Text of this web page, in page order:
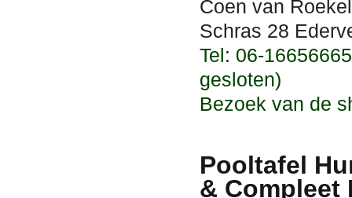
Coen van Roekel
Schras 28
Tel: 06-
gesloten)
Bezoek van de
Pooltafel
& Compleet